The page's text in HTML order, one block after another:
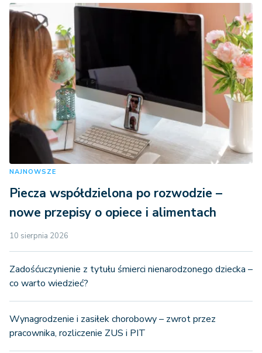
NAJNOWSZE
Piecza współdzielona po rozwodzie –
nowe przepisy o opiece i alimentach
10 sierpnia 2026
Zadośćuczynienie z tytułu śmierci nienarodzonego dziecka –
co warto wiedzieć?
Wynagrodzenie i zasiłek chorobowy – zwrot przez
pracownika, rozliczenie ZUS i PIT